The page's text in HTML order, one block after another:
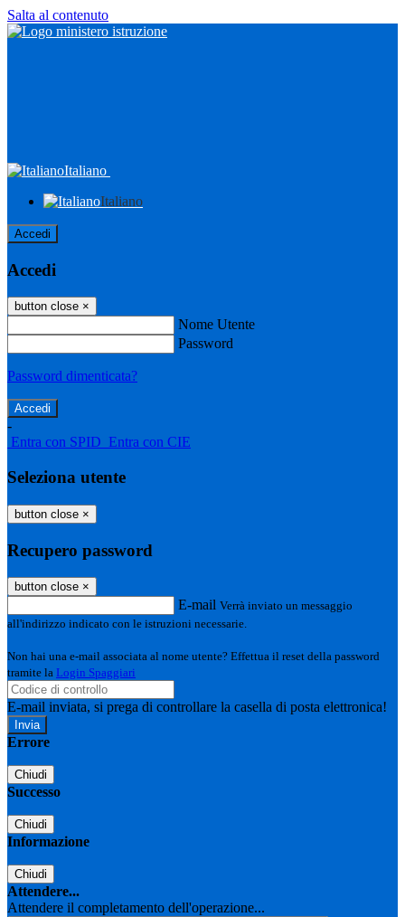
Salta al contenuto
Italiano
Italiano
Accedi
Accedi
button close ×
Nome Utente
Password
Password dimenticata?
-
Entra con SPID Entra con CIE
Seleziona utente
button close ×
Recupero password
button close ×
E-mail Verrà inviato un messaggio
all'indirizzo indicato con le istruzioni necessarie.
Non hai una e-mail associata al nome utente? Effettua il reset della password
tramite la Login Spaggiari
E-mail inviata, si prega di controllare la casella di posta elettronica!
Errore
Chiudi
Successo
Chiudi
Informazione
Chiudi
Attendere...
Attendere il completamento dell'operazione...